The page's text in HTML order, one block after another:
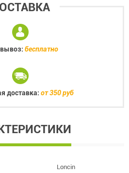
бесплатно
доставка: от 350 руб
Loncin